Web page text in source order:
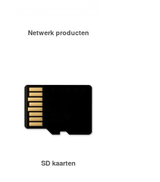
Netwerk producten
SD kaarten